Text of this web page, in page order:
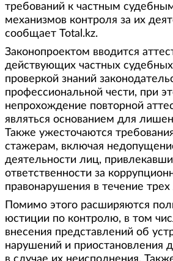
требований к частным
механизмов контроля за их
сообщает Total.kz.
Законопроектом вводится
действующих частных
проверкой знаний
профессиональной чести, при
непрохождение повторной
являться основанием для
Также ужесточаются
стажерам, включая
деятельности лиц,
ответственности за
правонарушения в течение трех
Помимо этого расширяются
юстиции по контролю, в том
внесения представлений об
нарушений и приостановления